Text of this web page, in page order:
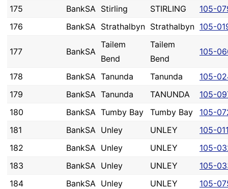
175
BankSA Stirling STIRLING
105-
176
BankSA Strathalbyn Strathalbyn 105-
177 BankSA
Tailem
Bend
Tailem
Bend
105-
178 BankSA Tanunda Tanunda
105-
179
BankSA Tanunda TANUNDA
105-
180
BankSA Tumby Bay Tumby Bay
105-
181
BankSA Unley UNLEY
105-
182
BankSA Unley UNLEY
105-
183
BankSA Unley UNLEY
105-
184
BankSA Unley UNLEY
105-